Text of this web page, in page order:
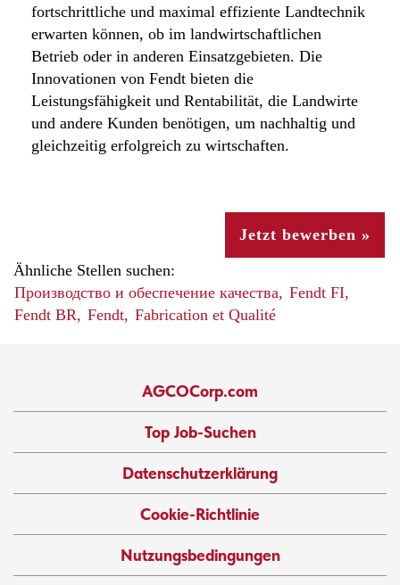
fortschrittliche und maximal effiziente Landtechnik
erwarten können, ob im landwirtschaftlichen
Betrieb oder in anderen Einsatzgebieten. Die
Innovationen von Fendt bieten die
Leistungsfähigkeit und Rentabilität, die Landwirte
und andere Kunden benötigen, um nachhaltig und
gleichzeitig erfolgreich zu wirtschaften.
Jetzt bewerben »
Ähnliche Stellen suchen:
Производство и обеспечение качества, Fendt FI,
Fendt BR, Fendt, Fabrication et Qualité
AGCOCorp.com
Top Job-Suchen
Datenschutzerklärung
Cookie-Richtlinie
Nutzungsbedingungen